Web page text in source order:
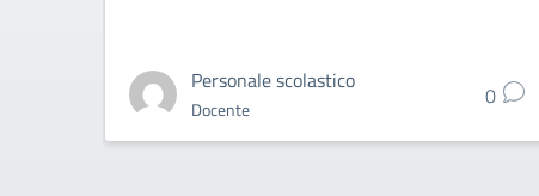
Personale scolastico
Docente 0